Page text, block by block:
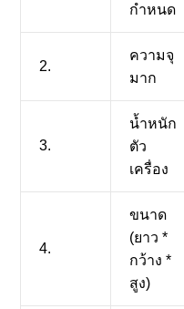
กำหนด
2.
ความจุ
มาก
3.
น้ำหนัก
ตัว
เครื่อง
4.
ขนาด
(ยาว *
กว้าง *
สูง)